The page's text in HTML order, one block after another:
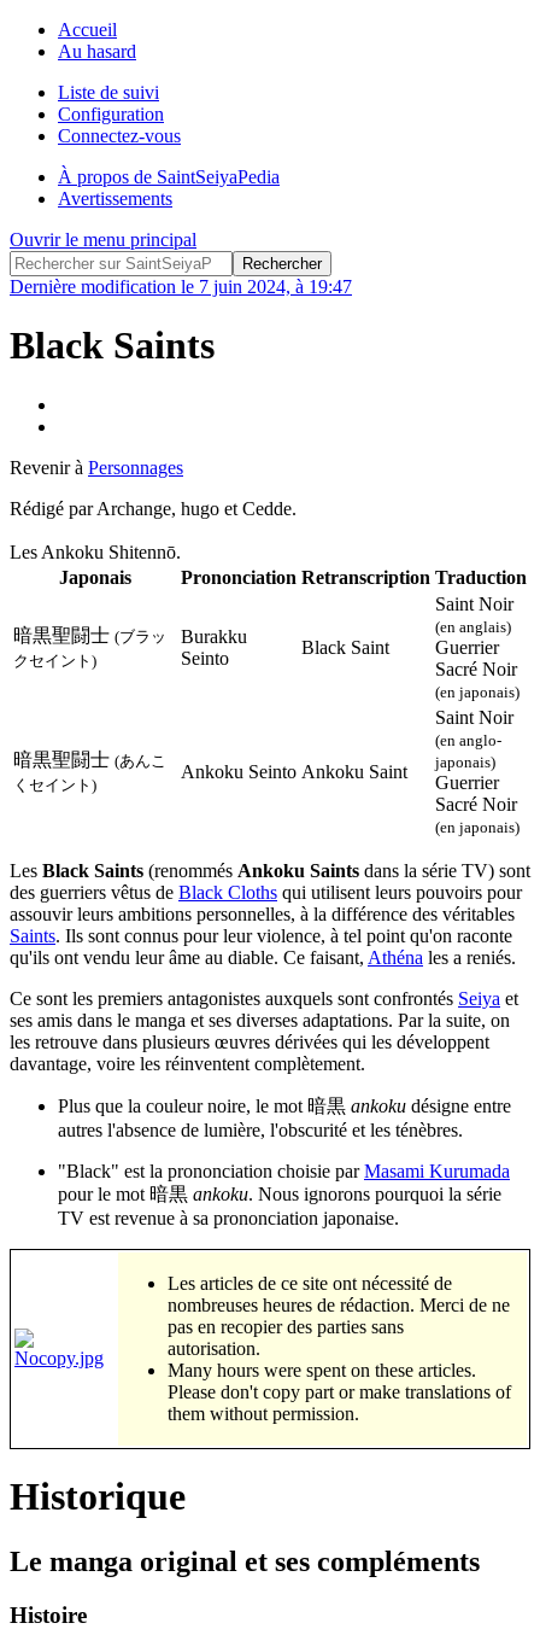
Accueil
Au hasard
Liste de suivi
Configuration
Connectez-vous
À propos de SaintSeiyaPedia
Avertissements
Ouvrir le menu principal
Dernière modification le 7 juin 2024, à 19:47
Black Saints
Revenir à Personnages
Rédigé par Archange, hugo et Cedde.
Les Ankoku Shitennō.
Japonais
Prononciation Retranscription Traduction
暗黒聖闘士 (ブラッ
クセイント)
Burakku
Seinto
Black Saint
Saint Noir
(en anglais)
Guerrier
Sacré Noir
(en japonais)
暗黒聖闘士 (あんこ
くセイント)
Ankoku Seinto Ankoku Saint
Saint Noir
(en anglo-
japonais)
Guerrier
Sacré Noir
(en japonais)
Les Black Saints (renommés Ankoku Saints dans la série TV) sont
des guerriers vêtus de Black Cloths qui utilisent leurs pouvoirs pour
assouvir leurs ambitions personnelles, à la différence des véritables
Saints. Ils sont connus pour leur violence, à tel point qu'on raconte
qu'ils ont vendu leur âme au diable. Ce faisant, Athéna les a reniés.
Ce sont les premiers antagonistes auxquels sont confrontés Seiya et
ses amis dans le manga et ses diverses adaptations. Par la suite, on
les retrouve dans plusieurs œuvres dérivées qui les développent
davantage, voire les réinventent complètement.
Plus que la couleur noire, le mot 暗黒 ankoku désigne entre
autres l'absence de lumière, l'obscurité et les ténèbres.
"Black" est la prononciation choisie parMasami Kurumada
pour le mot 暗黒 ankoku. Nous ignorons pourquoi la série
TV est revenue à sa prononciation japonaise.
Les articles de ce site ont nécessité de
nombreuses heures de rédaction. Merci de ne
pas en recopier des parties sans
autorisation.
Many hours were spent on these articles.
Please don't copy part or make translations of
them without permission.
Historique
Le manga original et ses compléments
Histoire